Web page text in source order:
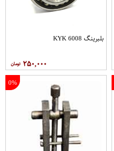
بلبرینگ 6008 KYK
۲۵۰,۰۰۰
0%